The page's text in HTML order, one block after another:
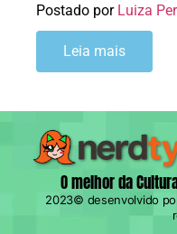
Postado por Luiza
Leia mais
O melhor da
2023© desenvolvido